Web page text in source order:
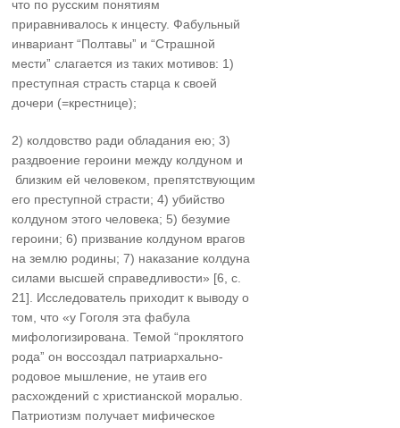
что по русским понятиям
приравнивалось к инцесту. Фабульный
инвариант “Полтавыˮ и “Страшной
местиˮ слагается из таких мотивов: 1)
преступная страсть старца к своей
дочери (=крестнице);
2) колдовство ради обладания ею; 3)
раздвоение героини между колдуном и
близким ей человеком, препятствующим
его преступной страсти; 4) убийство
колдуном этого человека; 5) безумие
героини; 6) призвание колдуном врагов
на землю родины; 7) наказание колдуна
силами высшей справедливости» [6, с.
21]. Исследователь приходит к выводу о
том, что «у Гоголя эта фабула
мифологизирована. Темой “проклятого
родаˮ он воссоздал патриархально-
родовое мышление, не утаив его
расхождений с христианской моралью.
Патриотизм получает мифическое